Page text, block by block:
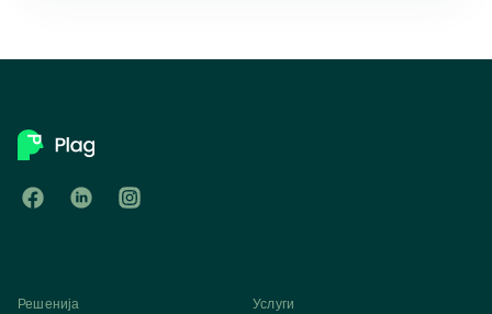
Решенија Услуги